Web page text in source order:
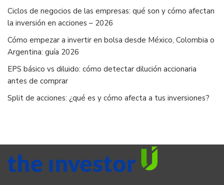
Ciclos de negocios de las empresas: qué son y cómo afectan
la inversión en acciones – 2026
Cómo empezar a invertir en bolsa desde México, Colombia o
Argentina: guía 2026
EPS básico vs diluido: cómo detectar dilución accionaria
antes de comprar
Split de acciones: ¿qué es y cómo afecta a tus inversiones?